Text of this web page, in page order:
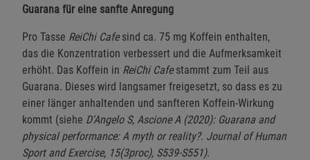
Guarana für eine sanfte Anregung
Pro Tasse ReiChi Cafesind ca. 75 mg Koffein enthalten,
das die Konzentration verbessert und die Aufmerksamkeit
erhöht. Das Koffein in ReiChi Cafestammt zum Teil aus
Guarana. Dieses wird langsamer freigesetzt, so dass es zu
einer länger anhaltenden und sanfteren Koffein-Wirkung
kommt (siehe D'Angelo S, Ascione A (2020): Guarana and
physical performance: A myth or reality?. Journal of Human
Sport and Exercise, 15(3proc), S539-S551).